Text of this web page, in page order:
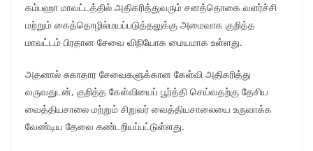
கம்பஹா மாவட்டத்தில் அதிகரித்துவரும் சனத்தொகை வளர்ச்சி
மற்றும் கைத்தொழில்மயப்படுத்தலுக்கு அமைவாக குறித்த
மாவட்டம் பிரதான சேவை விநியோக மையமாக உள்ளது.
அதனால் சுகாதார சேவைகளுக்கான கேள்வி அதிகரித்து
வருவதுடன், குறித்த கேள்வியைப் பூர்த்தி செய்வதற்கு தேசிய
வைத்தியசாலை மற்றும் சிறுவர் வைத்தியசாலையை உருவாக்க
வேண்டிய தேவை கண்டறியப்பட்டுள்ளது.